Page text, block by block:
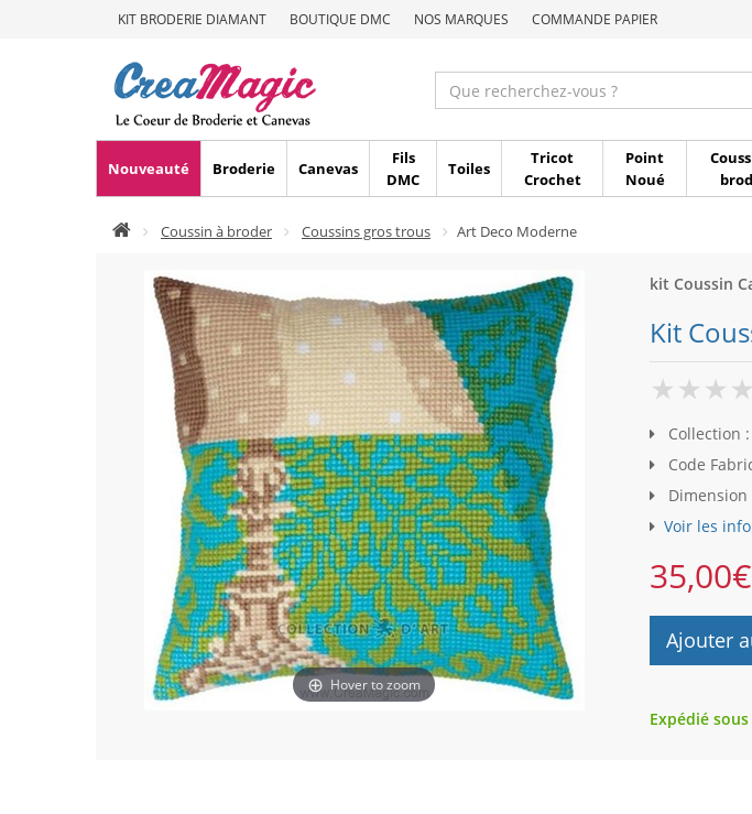
KIT BRODERIE DIAMANT BOUTIQUE DMC NOS MARQUES COMMANDE PAPIER
Nouveauté Broderie Canevas
Fils
DMC
Toiles
Tricot
Crochet
Point
Noué
Coussin à broder Coussins gros trous Art Deco Moderne
Hover to zoom
kit Coussin
Kit
Collection :
Code
Dimension
Voir les
35,00€
Ajouter
Expédié